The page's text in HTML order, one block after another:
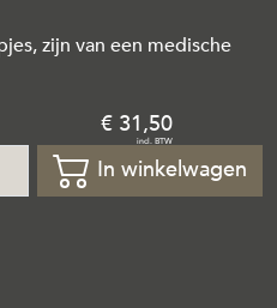
zijn van een medische
31,50
In winkelwagen